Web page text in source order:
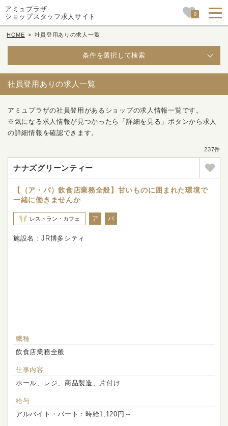
アミュプラザ
ショップスタッフ求人サイト
0
HOME > 社員登用ありの求人一覧
条件を選択して検索
社員登用ありの求人一覧
アミュプラザの社員登用があるショップの求人情報一覧です。
※気になる求人情報が見つかったら「詳細を見る」ボタンから求人
の詳細情報を確認できます。
237件
ナナズグリーンティー
【（ア・パ）飲食店業務全般】甘いものに囲まれた環境で
一緒に働きませんか
レストラン・カフェ ア パ
施設名 : JR博多シティ
職種
飲食店業務全般
仕事内容
ホール、レジ、商品製造、片付け
給与
アルバイト・パート：時給1,120円～